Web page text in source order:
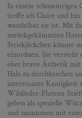
In einem schummrigen
treffe ich Claire und
wandelbar sie ist. Mit
zurückgekämmten
Strickjäckchen könnte
einordnen. Sie versteht
eher brave Ästhetik
Hals zu durchbrechen
interessante Kantigkeit
Wildleder-Plateau-
geben als spezielle
und zusammen mit